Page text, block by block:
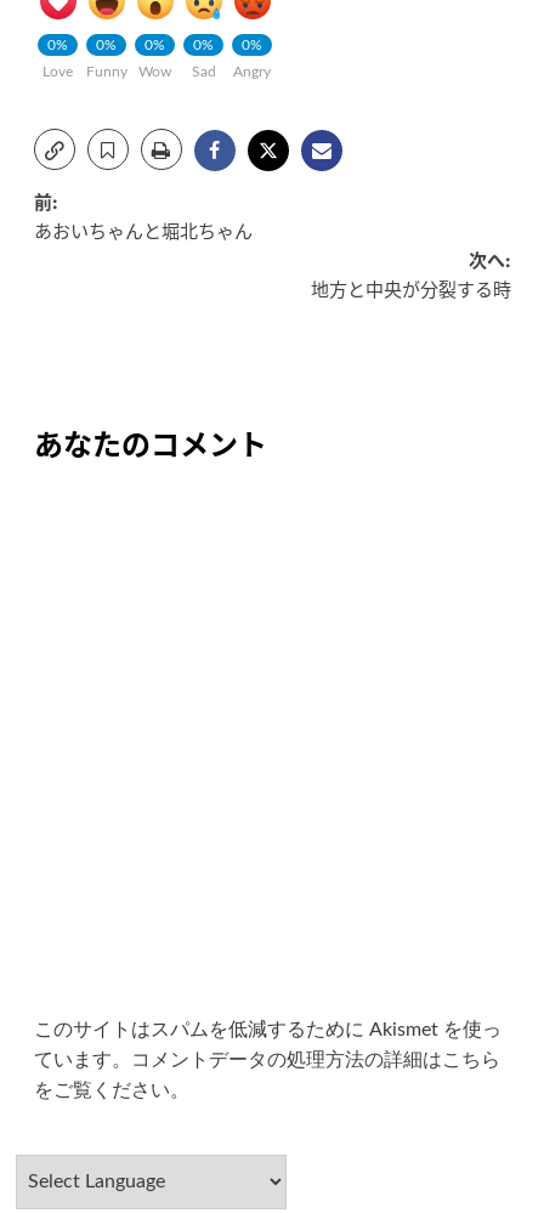
0%
Love
0%
Funny
0%
Wow
0%
Sad
0%
Angry
投
ー
前:
あおいちゃんと堀北ちゃん
次へ:
地方と中央が分裂する時
あなたのコメント
このサイトはスパムを低減するために Akismet を使っ
ています。
コメントデータの処理方法の詳細はこちら
をご覧ください。